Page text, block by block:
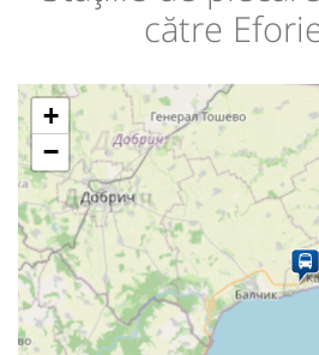
către
+
−